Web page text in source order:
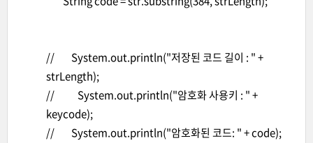
// System.out.println("저장된 코드 길이 : " +
strLength);
// System.out.println("암호화 사용키 : " +
keycode);
// System.out.println("암호화된 코드: " + code);